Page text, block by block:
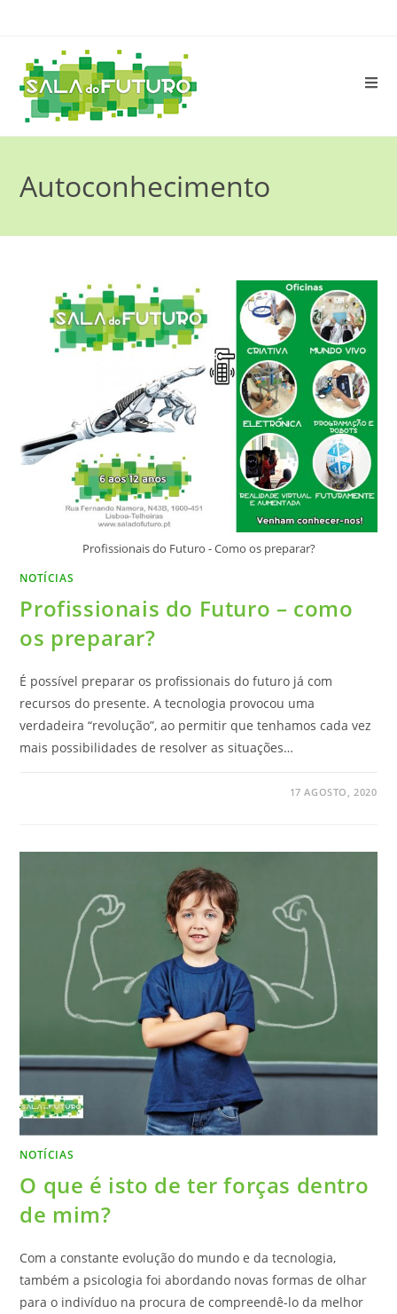
Autoconhecimento
Profissionais do Futuro - Como os preparar?
NOTÍCIAS
Profissionais do Futuro – como
os preparar?
É possível preparar os profissionais do futuro já com
recursos do presente. A tecnologia provocou uma
verdadeira “revolução”, ao permitir que tenhamos cada vez
mais possibilidades de resolver as situações…
17 AGOSTO, 2020
NOTÍCIAS
O que é isto de ter forças dentro
de mim?
Com a constante evolução do mundo e da tecnologia,
também a psicologia foi abordando novas formas de olhar
para o indivíduo na procura de compreendê-lo da melhor